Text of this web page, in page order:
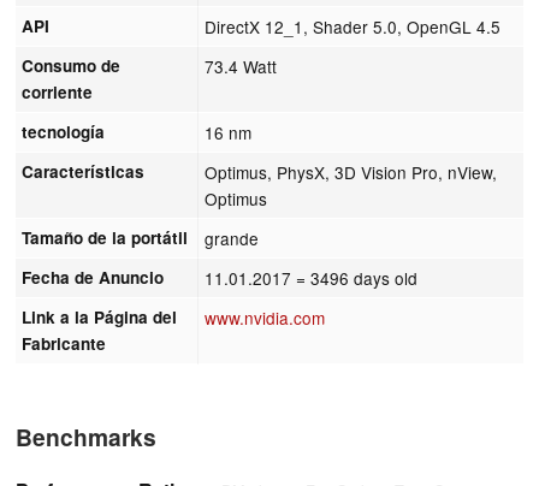
API DirectX 12_1, Shader 5.0, OpenGL 4.5
Consumo de
corriente
73.4 Watt
tecnología 16 nm
Características
Optimus, PhysX, 3D Vision Pro, nView,
Optimus
Tamaño de la portátil grande
Fecha de Anuncio 11.01.2017 = 3496 days old
Link a la Página del
Fabricante
www.nvidia.com
Benchmarks